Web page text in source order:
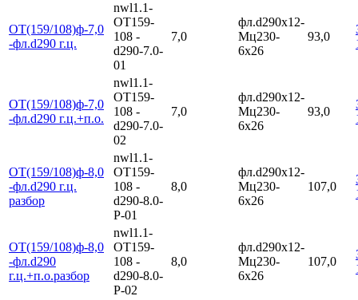
ОТ(159/108)ф-7,0
-фл.d290 г.ц.
nwl1.1-
ОТ159-
108 -
d290-7.0-
01
7,0
фл.d290х12-
Мц230-
6х26
93,0
ОТ(159/108)ф-7,0
-фл.d290 г.ц.+п.о.
nwl1.1-
ОТ159-
108 -
d290-7.0-
02
7,0
фл.d290х12-
Мц230-
6х26
93,0
ОТ(159/108)ф-8,0
-фл.d290 г.ц.
разбор
nwl1.1-
ОТ159-
108 -
d290-8.0-
Р-01
8,0
фл.d290х12-
Мц230-
6х26
107,0
ОТ(159/108)ф-8,0
-фл.d290
г.ц.+п.о.разбор
nwl1.1-
ОТ159-
108 -
d290-8.0-
Р-02
8,0
фл.d290х12-
Мц230-
6х26
107,0